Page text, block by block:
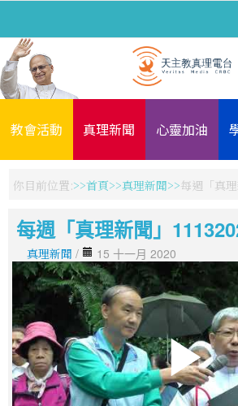
教會活動 真理新聞 心靈加油
你目前位置: 首頁 真理新聞 每週「真
每週「真理新聞」
真理新聞 / 15 十一月 2020